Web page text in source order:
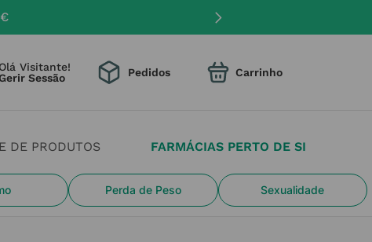
DE PRODUTOS FARMÁCIAS PERTO DE SI
Perda de Peso Sexualidade
Olá Visitante! Pedidos